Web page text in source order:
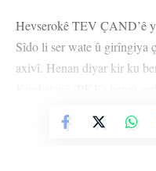
Hevserokê TEV ÇAND’ê
Sîdo li ser wate û girîngiya
axivî. Henan diyar kir ku
were demezrandin gelek
Vê